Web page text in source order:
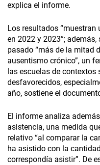
explica el informe.
Los resultados
en 2022 y 2023”;
pasado “más de la mitad
ausentismo crónico”, un
las escuelas de contextos
desfavorecidos,
año, sostiene el
El informe analiza
asistencia, una medida
relativo “al comparar la
ha asistido con la
correspondía asistir”. De